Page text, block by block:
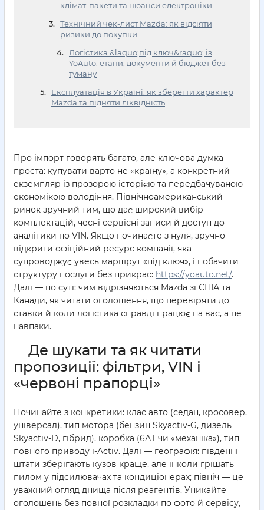
клімат-пакети та нюанси електроніки
Технічний чек-лист Mazda: як відсіяти
ризики до покупки
Логістика &laquo;під ключ&raquo; із
YoAuto: етапи, документи й бюджет без
туману
Експлуатація в Україні: як зберегти характер
Mazda та підняти ліквідність
Про імпорт говорять багато, але ключова думка
проста: купувати варто не «країну», а конкретний
екземпляр із прозорою історією та передбачуваною
економікою володіння. Північноамериканський
ринок зручний тим, що дає широкий вибір
комплектацій, чесні сервісні записи й доступ до
аналітики по VIN. Якщо починаєте з нуля, зручно
відкрити офіційний ресурс компанії, яка
супроводжує увесь маршрут «під ключ», і побачити
структуру послуги без прикрас: https://yoauto.net/.
Далі — по суті: чим відрізняються Mazda зі США та
Канади, як читати оголошення, що перевіряти до
ставки й коли логістика справді працює на вас, а не
навпаки.
Де шукати та як читати
пропозиції: фільтри, VIN і
«червоні прапорці»
Починайте з конкретики: клас авто (седан, кросовер,
універсал), тип мотора (бензин Skyactiv-G, дизель
Skyactiv-D, гібрид), коробка (6АТ чи «механіка»), тип
повного приводу i-Activ. Далі — географія: південні
штати зберігають кузов краще, але інколи грішать
пилом у підсилювачах та кондиціонерах; північ — це
уважний огляд днища після реагентів. Уникайте
оголошень без повної розкладки по фото й сервісу,